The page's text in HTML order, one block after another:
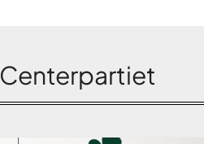
Centerpartiet